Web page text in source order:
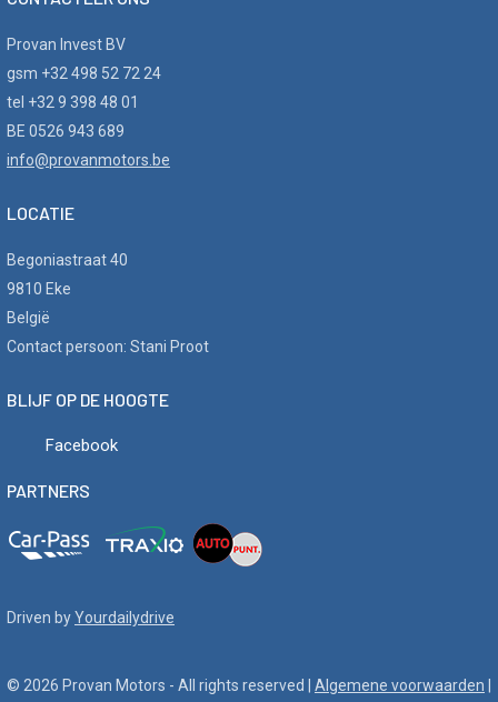
Provan Invest BV
gsm +32 498 52 72 24
tel +32 9 398 48 01
BE 0526 943 689
info@provanmotors.be
LOCATIE
Begoniastraat 40
9810 Eke
België
Contact persoon: Stani Proot
BLIJF OP DE HOOGTE
Facebook
PARTNERS
Driven byYourdailydrive
© 2026 Provan Motors - All rights reserved | Algemene voorwaarden